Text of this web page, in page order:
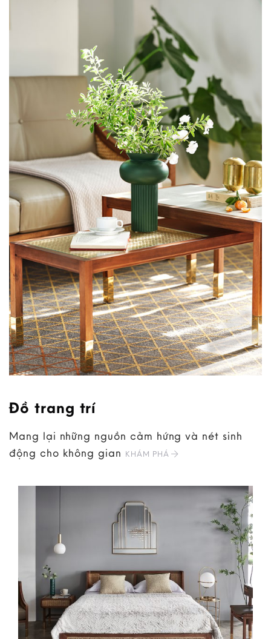
Đồ trang trí
Mang lại những nguồn cảm hứng và nét sinh
động cho không gian KHÁM PHÁ